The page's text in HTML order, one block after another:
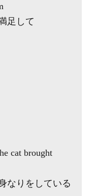
足して
cat brought
なりをしている